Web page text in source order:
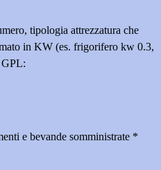
tipologia attrezzatura che
in KW (es. frigorifero kw 0.3,
e bevande somministrate *